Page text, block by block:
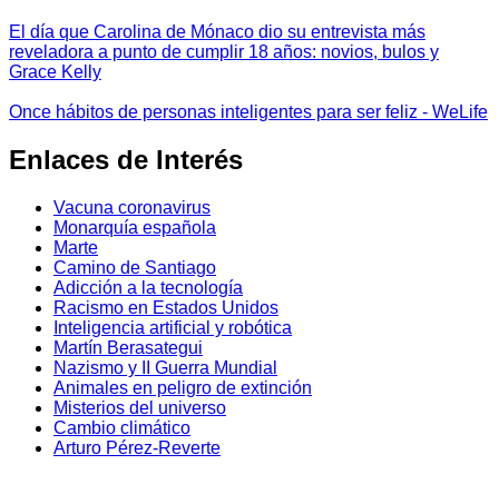
El día que Carolina de Mónaco dio su entrevista más
reveladora a punto de cumplir 18 años: novios, bulos y
Grace Kelly
Once hábitos de personas inteligentes para ser feliz - WeLife
Enlaces de Interés
Vacuna coronavirus
Monarquía española
Marte
Camino de Santiago
Adicción a la tecnología
Racismo en Estados Unidos
Inteligencia artificial y robótica
Martín Berasategui
Nazismo y II Guerra Mundial
Animales en peligro de extinción
Misterios del universo
Cambio climático
Arturo Pérez-Reverte